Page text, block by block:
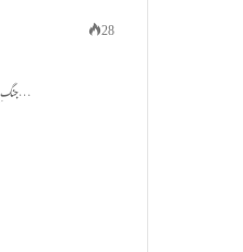
28
جنگ ِبدر میں لڑائی سے پہلے ہی حضورِ اقدس صلی اﷲ تعالیٰ علیہ وسلم صحابہ کو لے کر…